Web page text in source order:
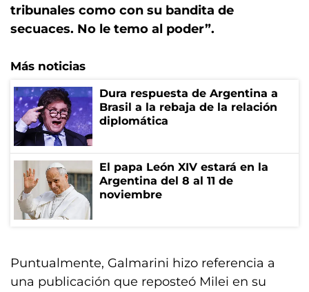
tribunales como con su bandita de
secuaces. No le temo al poder”.
Más noticias
Dura respuesta de Argentina a
Brasil a la rebaja de la relación
diplomática
El papa León XIV estará en la
Argentina del 8 al 11 de
noviembre
Puntualmente, Galmarini hizo referencia a
una publicación que reposteó Milei en su